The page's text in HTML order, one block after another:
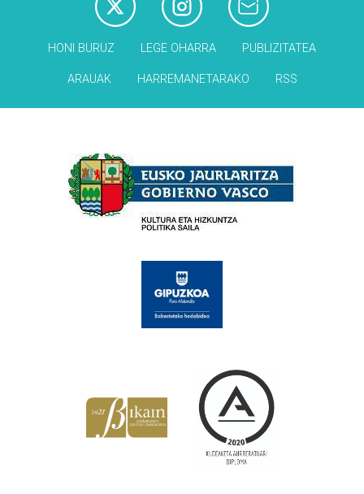
HONI BURUZ LEGE OHARRA PUBLIZITATEA
ARAUAK HARREMANETARAKO RSS